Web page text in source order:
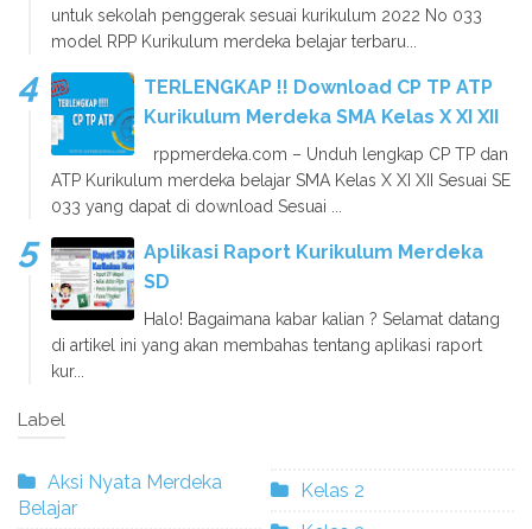
untuk sekolah penggerak sesuai kurikulum 2022 No 033
model RPP Kurikulum merdeka belajar terbaru...
TERLENGKAP !! Download CP TP ATP
Kurikulum Merdeka SMA Kelas X XI XII
rppmerdeka.com – Unduh lengkap CP TP dan
ATP Kurikulum merdeka belajar SMA Kelas X XI XII Sesuai SE
033 yang dapat di download Sesuai ...
Aplikasi Raport Kurikulum Merdeka
SD
Halo! Bagaimana kabar kalian ? Selamat datang
di artikel ini yang akan membahas tentang aplikasi raport
kur...
Label
Aksi Nyata Merdeka
Belajar
Kelas 2